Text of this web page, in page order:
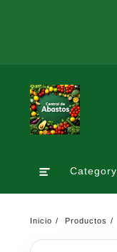
Category
Inicio Productos